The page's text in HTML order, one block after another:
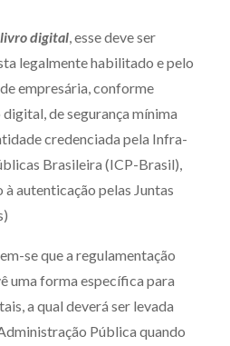
digital, esse deve ser
legalmente habilitado e pelo
empresária, conforme
de segurança mínima
credenciada pela Infra-
Brasileira (ICP-Brasil),
autenticação pelas Juntas
se que a regulamentação
uma forma específica para
a qual deverá ser levada
Pública quando